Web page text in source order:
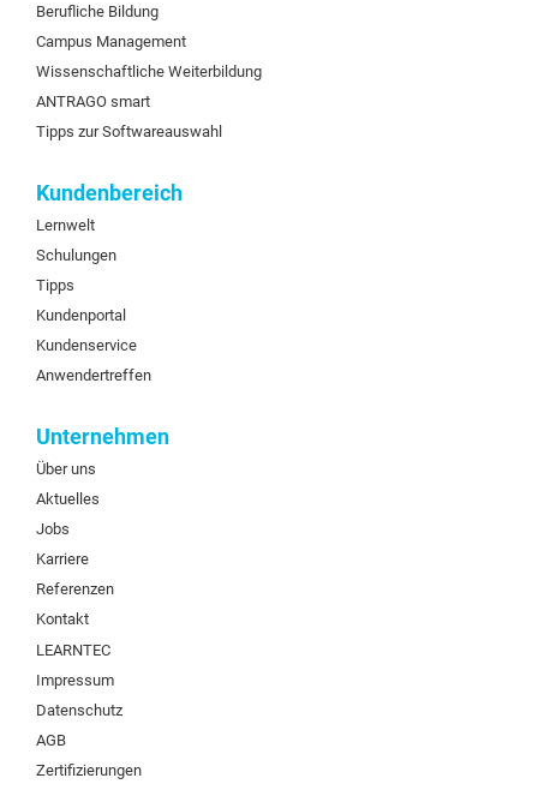
Berufliche Bildung
Campus Management
Wissenschaftliche Weiterbildung
ANTRAGO smart
Tipps zur Softwareauswahl
Kundenbereich
Lernwelt
Schulungen
Tipps
Kundenportal
Kundenservice
Anwendertreffen
Unternehmen
Über uns
Aktuelles
Jobs
Karriere
Referenzen
Kontakt
LEARNTEC
Impressum
Datenschutz
AGB
Zertifizierungen